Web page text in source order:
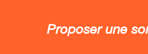
Proposer une